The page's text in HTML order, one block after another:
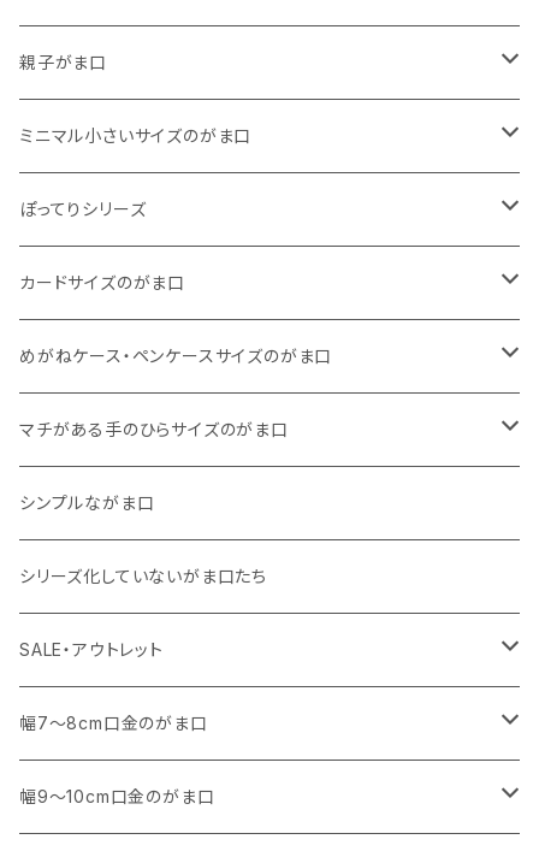
がま口
巾着
親子がま口
・ ぷっくりタイプ
くったりコットンキャンバス
11号帆布
・ 四角いマチのたっぷりサイズ
くったりコットンキャンバス
11号帆布
・ 四角いマチのスリムコンパクトタイプ
くったりコットンキャンバス
11号帆布
・ マチなしスリムタイプ
くったりコットンキャンバス
リネン
ミニマル小さいサイズのがま口
・ くったりコットンキャンバス
・ リネン
・ 柄いろいろ
ぽってりシリーズ
・ がま口
・ 巾着ポーチ
カードサイズのがま口
・ くったりコットンキャンバス
・ 11号帆布
・ リネン
めがねケース・ペンケースサイズのがま口
・ くったりコットンキャンバス
・ 11号帆布
・ その他
マチがある手のひらサイズのがま口
・ 小さいサイズ
11号帆布
コットンキャンバス
・ 中くらいのサイズ
コットンキャンバス
シンプルながま口
シリーズ化していないがま口たち
SALE・アウトレット
SALE
アウトレット
幅7～8cm口金のがま口
・ 角型
幅9～10cm口金のがま口